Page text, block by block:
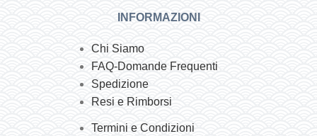
INFORMAZIONI
Chi Siamo
FAQ-Domande Frequenti
Spedizione
Resi e Rimborsi
Termini e Condizioni